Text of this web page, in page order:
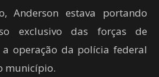
Anderson estava portando
exclusivo das forças de
operação da polícia federal
município.